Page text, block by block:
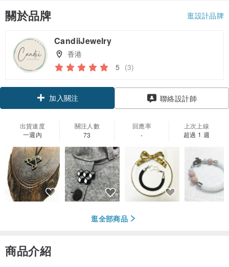
關於品牌 逛設計品牌
CandiiJewelry
香港
5 (3)
加入關注 聯絡設計師
出貨速度
一週內
關注人數
73
回應率
-
上次上線
超過 1 週
逛全部商品
商品介紹